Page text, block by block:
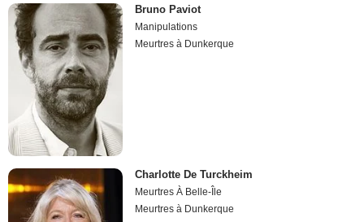
Bruno Paviot
Manipulations
Meurtres à Dunkerque
Charlotte De Turckheim
Meurtres À Belle-Île
Meurtres à Dunkerque